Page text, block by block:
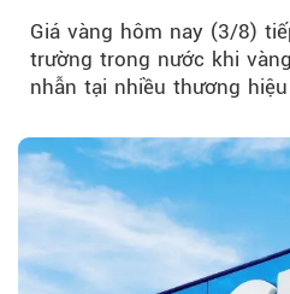
Giá vàng hôm nay (3/8)
trường trong nước khi
nhẫn tại nhiều thương